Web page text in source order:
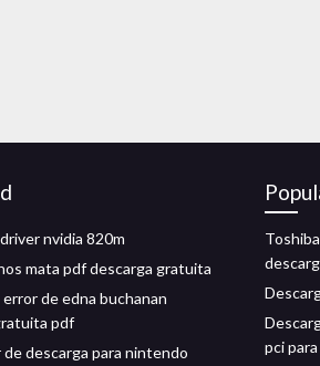
nvidia 820m
mata pdf descarga gratuita
de edna buchanan
pdf
de descarga para nintendo
pci